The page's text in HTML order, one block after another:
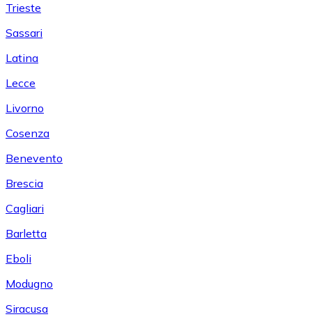
Trieste
Sassari
Latina
Lecce
Livorno
Cosenza
Benevento
Brescia
Cagliari
Barletta
Eboli
Modugno
Siracusa